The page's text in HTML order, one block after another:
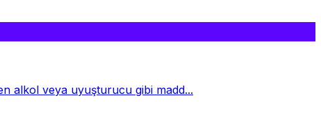
alkol veya uyuşturucu gibi madd...